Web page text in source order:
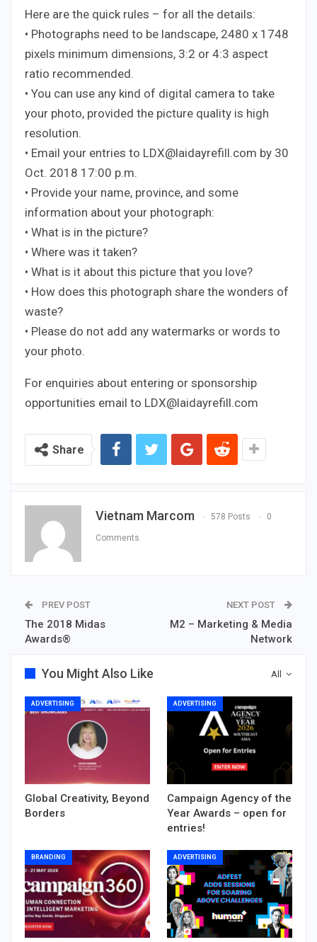
Here are the quick rules – for all the details:
• Photographs need to be landscape, 2480 x 1748
pixels minimum dimensions, 3:2 or 4:3 aspect
ratio recommended.
• You can use any kind of digital camera to take
your photo, provided the picture quality is high
resolution.
• Email your entries to LDX@laidayrefill.com by 30
Oct. 2018 17:00 p.m.
• Provide your name, province, and some
information about your photograph:
• What is in the picture?
• Where was it taken?
• What is it about this picture that you love?
• How does this photograph share the wonders of
waste?
• Please do not add any watermarks or words to
your photo.
For enquiries about entering or sponsorship
opportunities email to LDX@laidayrefill.com
Share
Vietnam Marcom 578 Posts 0
Comments
PREV POST
The 2018 Midas
Awards®
NEXT POST
M2 – Marketing & Media
Network
All
You Might Also Like
ADVERTISING
Global Creativity, Beyond
Borders
ADVERTISING
Campaign Agency of the
Year Awards – open for
entries!
BRANDING ADVERTISING